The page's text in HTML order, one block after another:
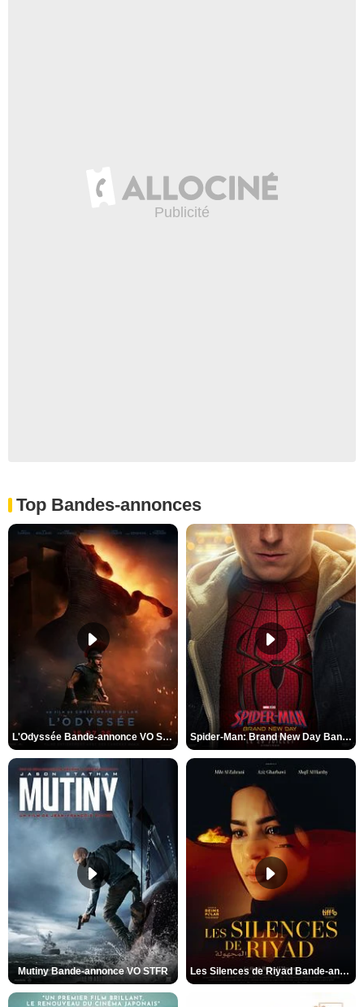
Top Bandes-annonces
L'Odyssée Bande-annonce VO STFR Spider-Man: Brand New Day Bande-annonce VO STFR
Mutiny Bande-annonce VO STFR Les Silences de Riyad Bande-annonce VO STFR